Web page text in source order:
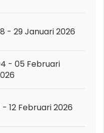
- 29 Januari 2026
- 05 Februari
- 12 Februari 2026